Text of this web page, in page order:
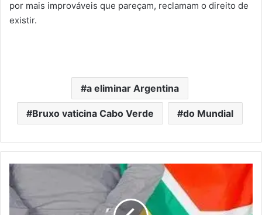
por mais improváveis que pareçam, reclamam o direito de
existir.
a eliminar Argentina
Bruxo vaticina Cabo Verde do Mundial
MALAWIANO
DETIDO
POR
ALEGADA